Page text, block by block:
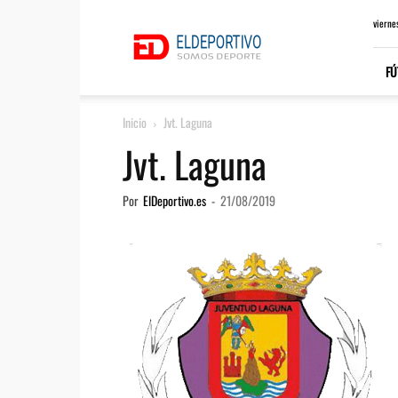
Inicio Jvt. Laguna
Jvt. Laguna
Por ElDeportivo.es - 21/08/2019